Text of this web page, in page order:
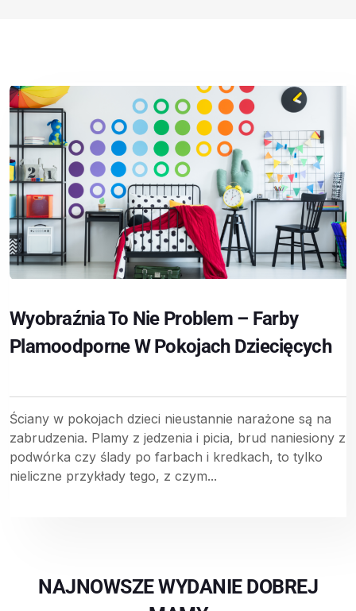
Wyobraźnia To Nie Problem – Farby
Plamoodporne W Pokojach Dziecięcych
Ściany w pokojach dzieci nieustannie narażone są na
zabrudzenia. Plamy z jedzenia i picia, brud naniesiony z
podwórka czy ślady po farbach i kredkach, to tylko
nieliczne przykłady tego, z czym...
NAJNOWSZE WYDANIE DOBREJ